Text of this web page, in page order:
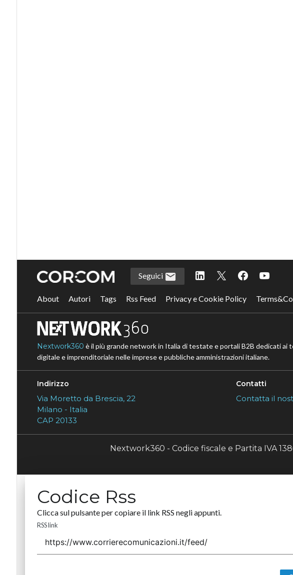
Seguici
About Autori Tags Rss Feed Privacy e Cookie Policy
Nextwork360 è il più grande network in Italia di testate e portali B2B dedicati ai
digitale e imprenditoriale nelle imprese e pubbliche amministrazioni italiane.
Indirizzo
Via Moretto da Brescia, 22
Milano - Italia
CAP 20133
Contatti
Contatta il
Nextwork360 - Codice fiscale e Partita IVA
Codice Rss
Clicca sul pulsante per copiare il link RSS negli appunti.
RSS link